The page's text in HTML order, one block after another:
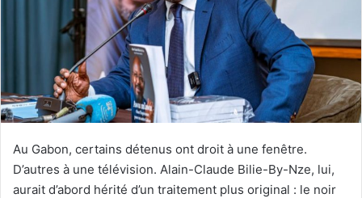
n
c
o
u
r
r
i
e
l
Au Gabon, certains détenus ont droit à une fenêtre.
D’autres à une télévision. Alain-Claude Bilie-By-Nze, lui,
aurait d’abord hérité d’un traitement plus original : le noir